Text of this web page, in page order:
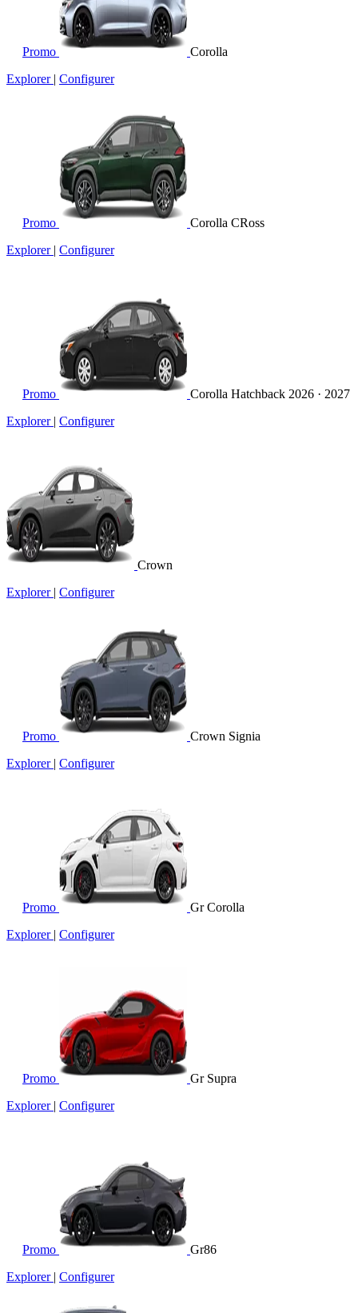
Promo
Corolla
Explorer | Configurer
Promo
Corolla CRoss
Explorer | Configurer
Promo Corolla Hatchback 2026 · 2027
Explorer | Configurer
Crown
Explorer | Configurer
Promo
Crown Signia
Explorer | Configurer
Promo
Gr Corolla
Explorer | Configurer
Promo
Gr Supra
Explorer | Configurer
Promo
Gr86
Explorer | Configurer